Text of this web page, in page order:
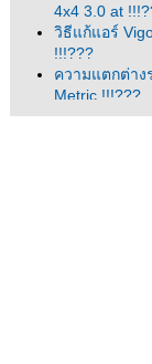
4x4 3.0 at
วิธีแก้แอร์
!!!???
ความแตกต่าง
Metric !!!???
Vigo มีเสียงดั
ชอบเอาไปอ้า
คำแนะนำใน
Update ข้อมู